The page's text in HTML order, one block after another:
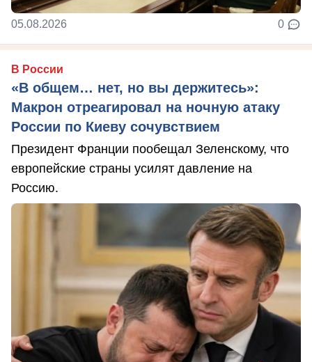
05.08.2026 0
В России
«В общем… нет, но вы держитесь»:
Макрон отреагировал на ночную атаку
России по Киеву сочувствием
Президент Франции пообещал Зеленскому, что
европейские страны усилят давление на
Россию.